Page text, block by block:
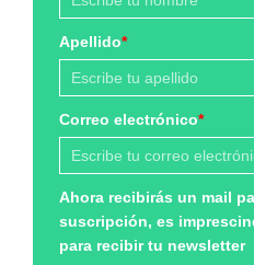
Apellido*
Correo electrónico*
Ahora recibirás un mail
suscripción, es
para recibir tu newsletter